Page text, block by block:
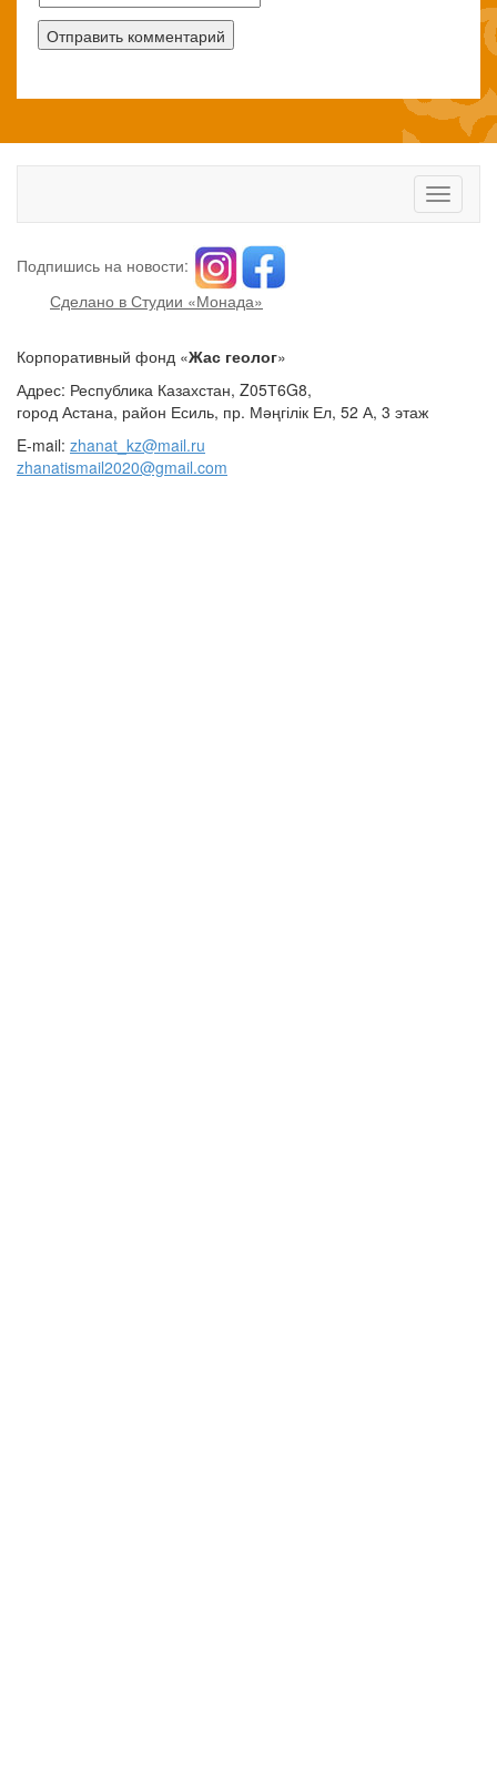
Toggle
Подпишись на новости:
Сделано в Студии «Монада»
Корпоративный фонд «Жас геолог»
Адрес: Республика Казахстан, Z05Т6G8,
город Астана, район Есиль, пр. Мәңгілік Ел, 52 А, 3 этаж
E-mail: zhanat_kz@mail.ru
zhanatismail2020@gmail.com